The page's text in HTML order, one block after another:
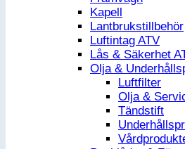
Kapell
Lantbrukstillbehör
Luftintag ATV
Lås & Säkerhet
Olja &
Luftfilter
Olja &
Tändstift